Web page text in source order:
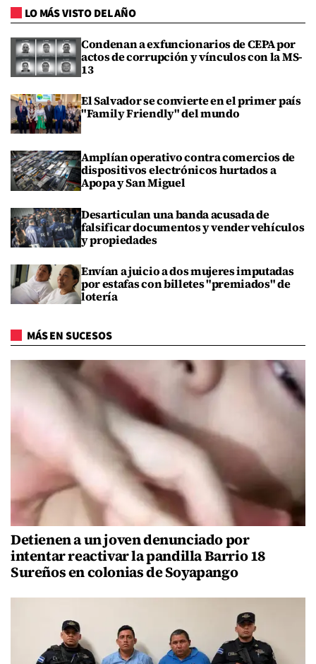
LO MÁS VISTO DEL AÑO
Condenan a exfuncionarios de CEPA por
actos de corrupción y vínculos con la MS-
13
El Salvador se convierte en el primer país
"Family Friendly" del mundo
Amplían operativo contra comercios de
dispositivos electrónicos hurtados a
Apopa y San Miguel
Desarticulan una banda acusada de
falsificar documentos y vender vehículos
y propiedades
Envían a juicio a dos mujeres imputadas
por estafas con billetes "premiados" de
lotería
MÁS EN SUCESOS
Detienen a un joven denunciado por
intentar reactivar la pandilla Barrio 18
Sureños en colonias de Soyapango